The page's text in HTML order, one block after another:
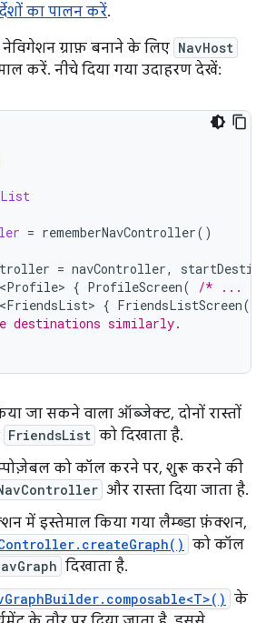
का पालन करें.
ग्राफ़ बनाने के लिए NavHost
करें. नीचे दिया गया उदाहरण देखें:
= rememberNavController()
= navController,
{ ProfileScreen(
/* ... */
{ FriendsListScreen(
destinations similarly.
जा सकने वाला ऑब्जेक्ट, दोनों रास्तों
FriendsList को दिखाता है.
को कॉल करने पर, शुरू करने की
और रास्ता दिया जाता है.
में इस्तेमाल किया गया लैम्ब्डा फ़ंक्शन,
को कॉल
दिखाता है.
के